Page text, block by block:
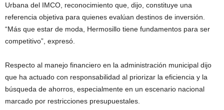
Urbana del IMCO, reconocimiento que, dijo, constituye una
referencia objetiva para quienes evalúan destinos de inversión.
“Más que estar de moda, Hermosillo tiene fundamentos para ser
competitivo”, expresó.
Respecto al manejo financiero en la administración municipal dijo
que ha actuado con responsabilidad al priorizar la eficiencia y la
búsqueda de ahorros, especialmente en un escenario nacional
marcado por restricciones presupuestales.